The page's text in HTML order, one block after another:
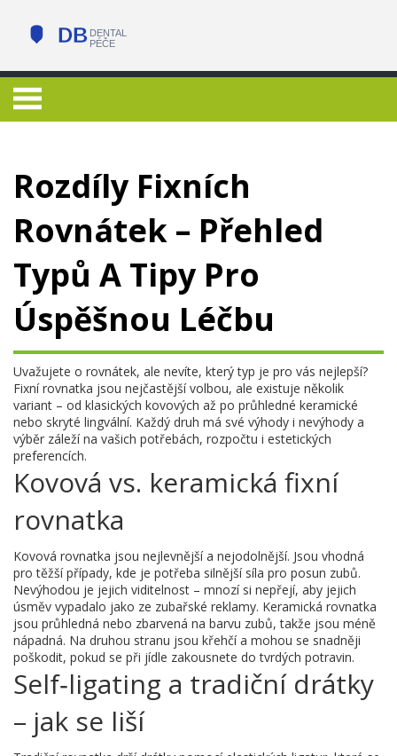
Rozdíly Fixních
Rovnátek – Přehled
Typů A Tipy Pro
Úspěšnou Léčbu
Uvažujete o rovnátek, ale nevíte, který typ je pro vás nejlepší?
Fixní rovnatka jsou nejčastější volbou, ale existuje několik
variant – od klasických kovových až po průhledné keramické
nebo skryté lingvální. Každý druh má své výhody i nevýhody a
výběr záleží na vašich potřebách, rozpočtu i estetických
preferencích.
Kovová vs. keramická fixní
rovnatka
Kovová rovnatka jsou nejlevnější a nejodolnější. Jsou vhodná
pro těžší případy, kde je potřeba silnější síla pro posun zubů.
Nevýhodou je jejich viditelnost – mnozí si nepřejí, aby jejich
úsměv vypadalo jako ze zubařské reklamy. Keramická rovnatka
jsou průhledná nebo zbarvená na barvu zubů, takže jsou méně
nápadná. Na druhou stranu jsou křehčí a mohou se snadněji
poškodit, pokud se při jídle zakousnete do tvrdých potravin.
Self‑ligating a tradiční drátky
– jak se liší